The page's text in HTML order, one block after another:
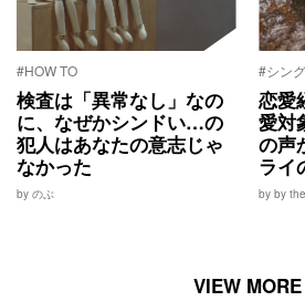
#HOW TO
検査は「異常なし」なの
に、なぜかシンドい…の
犯人はあなたの意志じゃ
なかった
by のぶ
#シン
恋愛
愛対
の声
ライ
by by
VIEW MORE